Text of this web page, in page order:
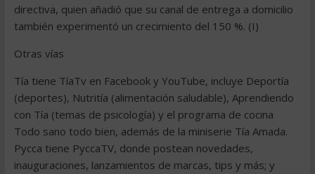
directiva, quien añadió que su canal de entrega a domicilio
también experimentó un crecimiento del 150 %. (I)
Otras vías
Tía tiene TíaTv en Facebook y YouTube, incluye Deportía
(deportes), Nutritía (alimentación saludable), Aprendiendo
con Tía (temas de psicología) y el programa de cocina
Todo sano todo bien, además de la miniserie Tía Amada.
Pycca tiene PyccaTV, donde postean novedades,
inauguraciones, lanzamientos de marcas, tips y más; y